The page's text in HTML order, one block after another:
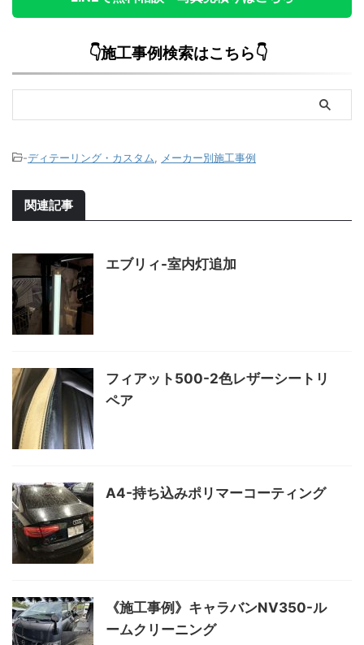
👇施工事例検索はこちら👇
-ディテーリング・カスタム メーカー別施工事例
関連記事
エブリィ-室内灯追加
フィアット500-2色レザーシートリ
ペア
A4-持ち込みポリマーコーティング
《施工事例》キャラバンNV350-ル
ームクリーニング